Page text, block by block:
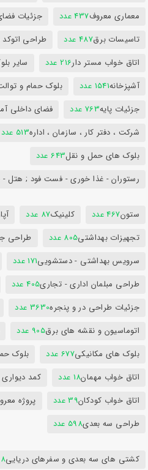
معماری معروف437 عدد جزئیات
تاسیسات برق487 عدد طراحی اتوکد
اتاق خواب مستر دار216 عدد سایر
آشپزخانه1541 عدد بلوک حمام و
جزئیات پایه763 عدد فضای داخلی
شرکت ، دفتر کار ، سازمان ، اداره513 عدد
بلوک های حمل و نقل643 عدد
رستوران - غذا خوری - فست فود ; هتل -
ستون467 عدد کلینیک87 عدد
تجهیزات بهداشتی805 عدد طراحی
سرویس بهداشتی - دستشویی171 عدد
طراحی مبلمان اداری - تجاری405 عدد
جزئیات طراحی در و پنجره3630 عدد
اتوماسیون و نقشه های برق905 عدد
بلوک های مکانیکی677 عدد بلوک
اتاق خواب مهمان18 عدد کمد
اتاق خواب کودکان39 عدد پروژه
طراحی سه بعدی598 عدد
کشتی های سه بعدی و سفرهای دریایی98